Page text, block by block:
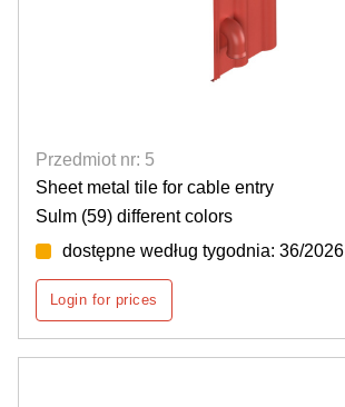
Przedmiot nr: 5
Sheet metal tile for cable entry
Sulm (59) different colors
dostępne według tygodnia: 36/2026
Login for prices